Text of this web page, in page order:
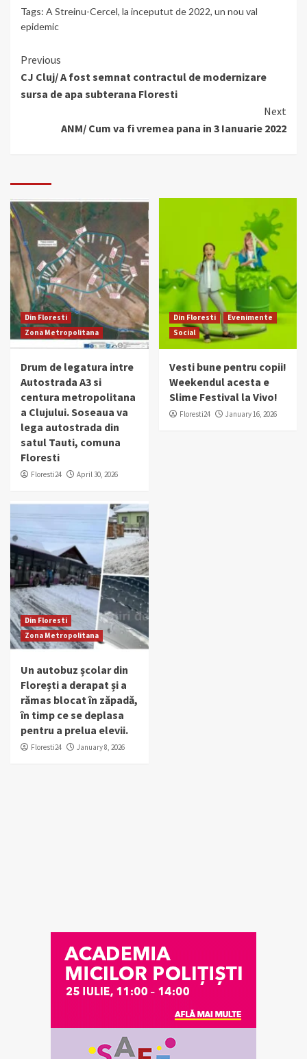
Tags: A Streinu-Cercel, la inceputut de 2022, un nou val
epidemic
Continue
Reading
Previous
CJ Cluj/ A fost semnat contractul de modernizare
sursa de apa subterana Floresti
Next
ANM/ Cum va fi vremea pana in 3 Ianuarie 2022
Din Floresti
Zona Metropolitana
Drum de legatura intre
Autostrada A3 si
centura metropolitana
a Clujului. Soseaua va
lega autostrada din
satul Tauti, comuna
Floresti
Floresti24 April 30, 2026
Din Floresti
Evenimente
Social
Vesti bune pentru copii!
Weekendul acesta e
Slime Festival la Vivo!
Floresti24 January 16, 2026
Din Floresti
Zona Metropolitana
Un autobuz școlar din
Florești a derapat și a
rămas blocat în zăpadă,
în timp ce se deplasa
pentru a prelua elevii.
Floresti24 January 8, 2026